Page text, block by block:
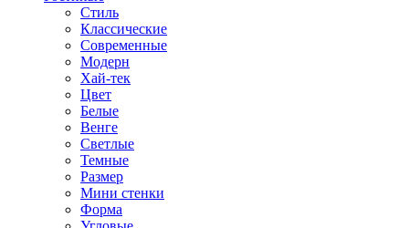
Стиль
Классические
Современные
Модерн
Хай-тек
Цвет
Белые
Венге
Светлые
Темные
Размер
Мини стенки
Форма